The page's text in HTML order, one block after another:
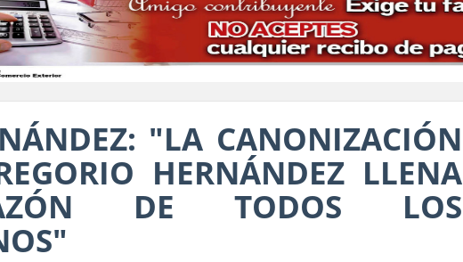
"LA CANONIZACIÓN
HERNÁNDEZ LLENA
DE TODOS LOS